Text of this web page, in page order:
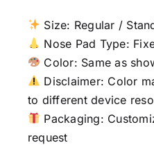
Size: Regular /
Nose Pad Type:
Color: Same as
Disclaimer: Color
to different device
Packaging:
request